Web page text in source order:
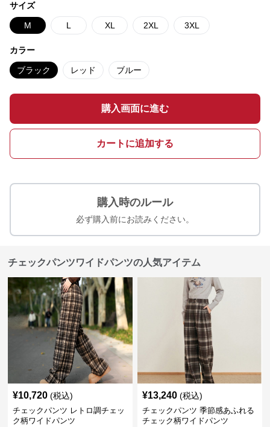
サイズ
M L XL 2XL 3XL
カラー
ブラック レッド ブルー
購入画面に進む
カートに追加する
購入時のルール
必ず購入前にお読みください。
チェックパンツワイドパンツの人気アイテム
¥10,720 (税込)
チェックパンツ レトロ調チェッ
ク柄ワイドパンツ
¥13,240 (税込)
チェックパンツ 季節感あふれる
チェック柄ワイドパンツ